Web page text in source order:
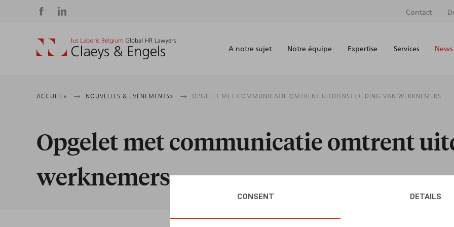
CONSENT DETAILS
Social
media
Contact
A notre sujet Notre équipe Expertise Services
Fil
d'Ariane
ACCUEIL NOUVELLES & EVÈNEMENTS OPGELET MET COMMUNICATIE OMTRENT UITDIENSTTREDING VAN WERKNEMERS
Opgelet met communicatie omtrent
werknemers